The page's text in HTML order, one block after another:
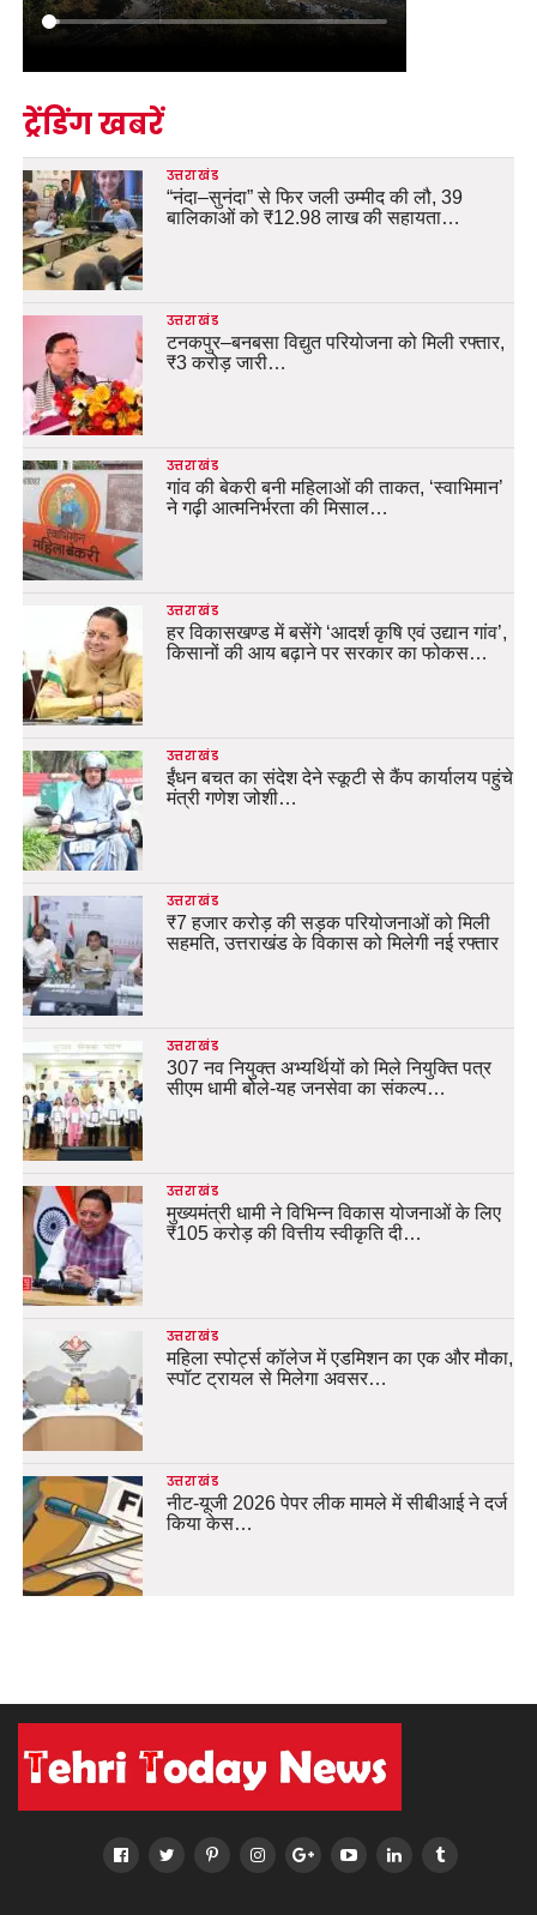
ट्रेंडिंग खबरें
उत्तराखंड
“नंदा–सुनंदा” से फिर जली उम्मीद की लौ, 39
बालिकाओं को ₹12.98 लाख की सहायता…
उत्तराखंड
टनकपुर–बनबसा विद्युत परियोजना को मिली रफ्तार,
₹3 करोड़ जारी…
उत्तराखंड
गांव की बेकरी बनी महिलाओं की ताकत, ‘स्वाभिमान’
ने गढ़ी आत्मनिर्भरता की मिसाल…
उत्तराखंड
हर विकासखण्ड में बसेंगे ‘आदर्श कृषि एवं उद्यान गांव’,
किसानों की आय बढ़ाने पर सरकार का फोकस…
उत्तराखंड
ईंधन बचत का संदेश देने स्कूटी से कैंप कार्यालय पहुंचे
मंत्री गणेश जोशी…
उत्तराखंड
₹7 हजार करोड़ की सड़क परियोजनाओं को मिली
सहमति, उत्तराखंड के विकास को मिलेगी नई रफ्तार
उत्तराखंड
307 नव नियुक्त अभ्यर्थियों को मिले नियुक्ति पत्र
सीएम धामी बोले-यह जनसेवा का संकल्प…
उत्तराखंड
मुख्यमंत्री धामी ने विभिन्न विकास योजनाओं के लिए
₹105 करोड़ की वित्तीय स्वीकृति दी…
उत्तराखंड
महिला स्पोर्ट्स कॉलेज में एडमिशन का एक और मौका,
स्पॉट ट्रायल से मिलेगा अवसर…
उत्तराखंड
नीट-यूजी 2026 पेपर लीक मामले में सीबीआई ने दर्ज
किया केस…